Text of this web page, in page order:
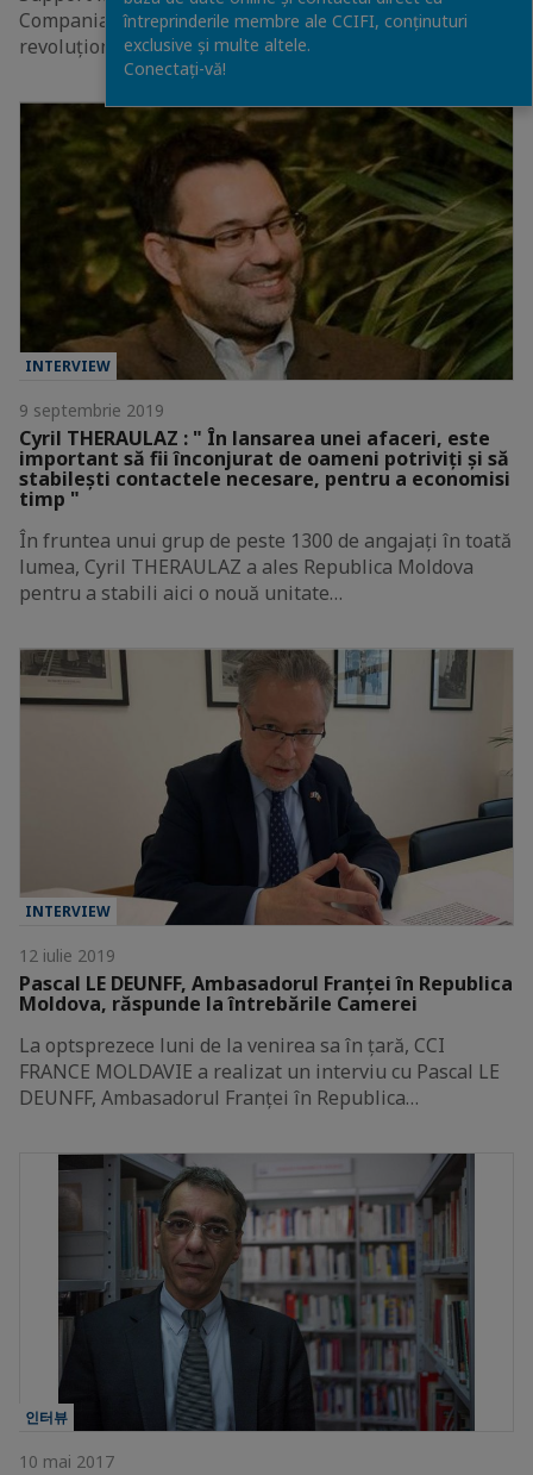
Compania dezvoltă platforma digitală SMarketoo care
revoluționează ajutorul între membrii…
INTERVIEW
9 septembrie 2019
Cyril THERAULAZ : " În lansarea unei afaceri, este
important să fii înconjurat de oameni potriviți și să
stabilești contactele necesare, pentru a economisi
timp "
În fruntea unui grup de peste 1300 de angajați în toată
lumea, Cyril THERAULAZ a ales Republica Moldova
pentru a stabili aici o nouă unitate…
INTERVIEW
12 iulie 2019
Pascal LE DEUNFF, Ambasadorul Franței în Republica
Moldova, răspunde la întrebările Camerei
La optsprezece luni de la venirea sa în țară, CCI
FRANCE MOLDAVIE a realizat un interviu cu Pascal LE
DEUNFF, Ambasadorul Franței în Republica…
인터뷰
10 mai 2017
întreprinderile membre ale CCIFI, conținuturi
exclusive și multe altele.
Conectați-vă!